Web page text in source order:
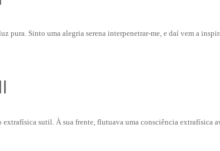
Sinto uma alegria serena interpenetrar-me, e daí vem a
sutil. À sua frente, flutuava uma consciência extrafísica